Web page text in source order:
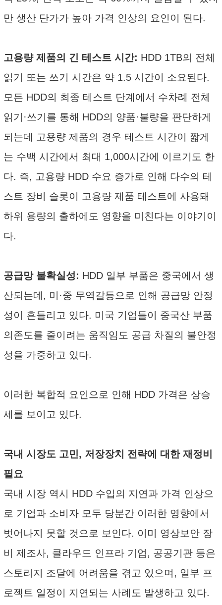
만 생산 단가가 높아 가격 인상의 요인이 된다.
고용량 제품의 긴 테스트 시간: HDD 1TB의 전체
읽기 또는 쓰기 시간은 약 1.5 시간이 소요된다.
모든 HDD의 최종 테스트 단계에서 수차례 전체
읽기·쓰기를 통해 HDD의 양품·불량을 판단하게
되는데 고용량 제품의 경우 테스트 시간이 짧게
는 수백 시간에서 최대 1,000시간에 이르기도 한
다. 즉, 고용량 HDD 수요 증가로 인해 다수의 테
스트 장비 슬롯이 고용량 제품 테스트에 사용돼
하위 용량의 출하에도 영향을 미친다는 이야기이
다.
공급망 불확실성: HDD 일부 부품은 중국에서 생
산되는데, 미·중 무역갈등으로 인해 공급망 안정
성이 흔들리고 있다. 미국 기업들이 중국산 부품
의존도를 줄이려는 움직임도 공급 차질의 불안정
성을 가중하고 있다.
이러한 복합적 요인으로 인해 HDD 가격은 상승
세를 보이고 있다.
국내 시장도 고민, 저장장치 전략에 대한 재정비
필요
국내 시장 역시 HDD 수입의 지연과 가격 인상으
로 기업과 소비자 모두 당분간 이러한 영향에서
벗어나지 못할 것으로 보인다. 이미 영상보안 장
비 제조사, 클라우드 인프라 기업, 공공기관 등은
스토리지 조달에 어려움을 겪고 있으며, 일부 프
로젝트 일정이 지연되는 사례도 발생하고 있다.